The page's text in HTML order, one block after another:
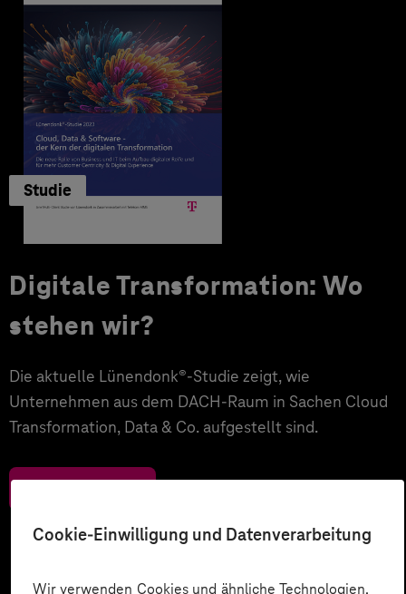
Cookie-Einwilligung und Datenverarbeitung
Wir verwenden Cookies und ähnliche Technologien,
Studie
Digitale Transformation: Wo
stehen wir?
Die aktuelle Lünendonk®-Studie zeigt, wie
Unternehmen aus dem DACH-Raum in Sachen Cloud
Transformation, Data & Co. aufgestellt sind.